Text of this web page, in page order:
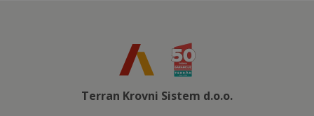
Terran Krovni Sistem d.o.o.